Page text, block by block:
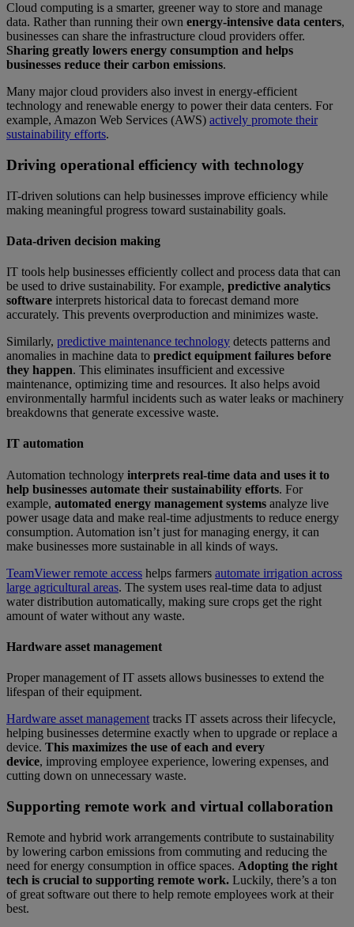
Cloud computing is a smarter, greener way to store and manage
data. Rather than running their own energy-intensive data centers,
businesses can share the infrastructure cloud providers offer.
Sharing greatly lowers energy consumption and helps
businesses reduce their carbon emissions.
Many major cloud providers also invest in energy-efficient
technology and renewable energy to power their data centers. For
example, Amazon Web Services (AWS) actively promote their
sustainability efforts.
Driving operational efficiency with technology
IT-driven solutions can help businesses improve efficiency while
making meaningful progress toward sustainability goals.
Data-driven decision making
IT tools help businesses efficiently collect and process data that can
be used to drive sustainability. For example, predictive analytics
software interprets historical data to forecast demand more
accurately. This prevents overproduction and minimizes waste.
Similarly, predictive maintenance technology detects patterns and
anomalies in machine data to predict equipment failures before
they happen. This eliminates insufficient and excessive
maintenance, optimizing time and resources. It also helps avoid
environmentally harmful incidents such as water leaks or machinery
breakdowns that generate excessive waste.
IT automation
Automation technology interprets real-time data and uses it to
help businesses automate their sustainability efforts. For
example, automated energy management systems analyze live
power usage data and make real-time adjustments to reduce energy
consumption. Automation isn’t just for managing energy, it can
make businesses more sustainable in all kinds of ways.
TeamViewer remote access helps farmers automate irrigation across
large agricultural areas. The system uses real-time data to adjust
water distribution automatically, making sure crops get the right
amount of water without any waste.
Hardware asset management
Proper management of IT assets allows businesses to extend the
lifespan of their equipment.
Hardware asset management tracks IT assets across their lifecycle,
helping businesses determine exactly when to upgrade or replace a
device. This maximizes the use of each and every
device, improving employee experience, lowering expenses, and
cutting down on unnecessary waste.
Supporting remote work and virtual collaboration
Remote and hybrid work arrangements contribute to sustainability
by lowering carbon emissions from commuting and reducing the
need for energy consumption in office spaces. Adopting the right
tech is crucial to supporting remote work. Luckily, there’s a ton
of great software out there to help remote employees work at their
best.